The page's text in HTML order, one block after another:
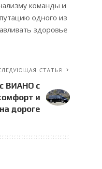
команды и
одного из
здоровье
СТАТЬЯ
ВИАНО с
и
дороге